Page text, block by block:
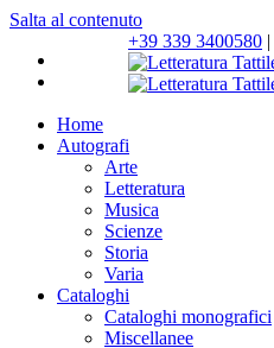
Salta al contenuto
+39 339 3400580 |
Home
Autografi
Arte
Letteratura
Musica
Scienze
Storia
Varia
Cataloghi
Cataloghi monografici
Miscellanee